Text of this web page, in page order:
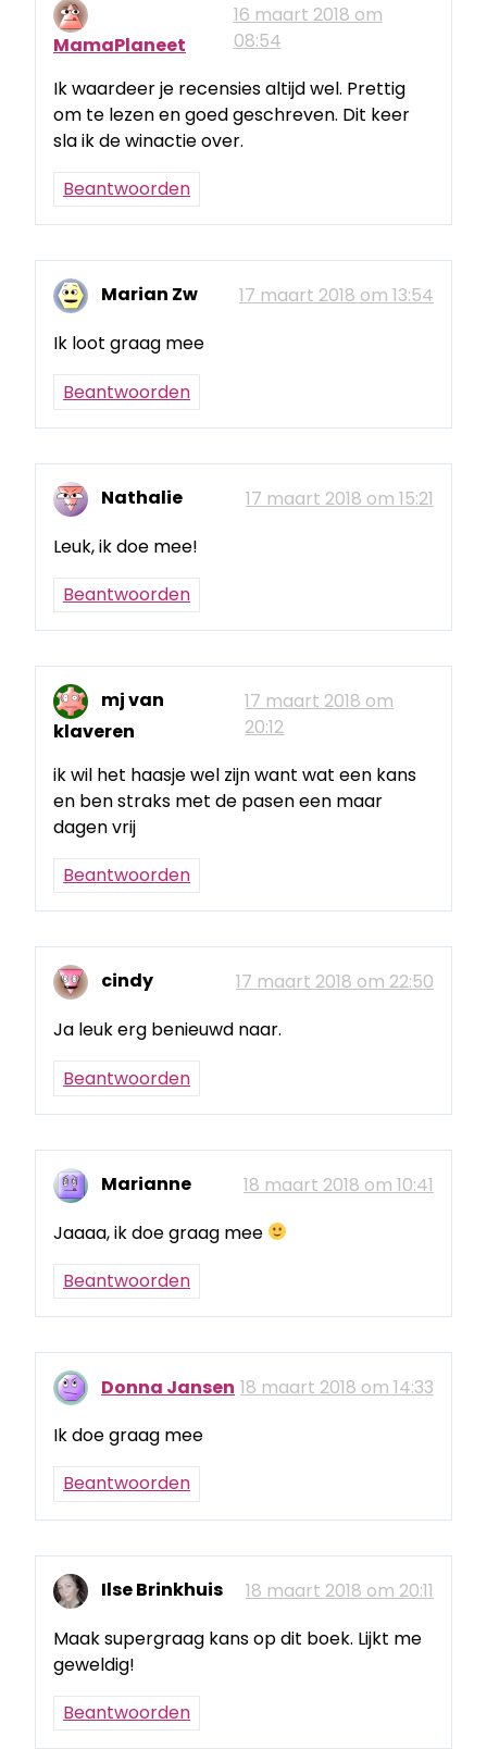
MamaPlaneet
16 maart 2018 om
08:54
Ik waardeer je recensies altijd wel. Prettig
om te lezen en goed geschreven. Dit keer
sla ik de winactie over.
Beantwoorden
Marian Zw
17 maart 2018 om 13:54
Ik loot graag mee
Beantwoorden
Nathalie
17 maart 2018 om 15:21
Leuk, ik doe mee!
Beantwoorden
mj van
klaveren
17 maart 2018 om
20:12
ik wil het haasje wel zijn want wat een kans
en ben straks met de pasen een maar
dagen vrij
Beantwoorden
cindy
17 maart 2018 om 22:50
Ja leuk erg benieuwd naar.
Beantwoorden
Marianne
18 maart 2018 om 10:41
Jaaaa, ik doe graag mee
Beantwoorden
Donna Jansen 18 maart 2018 om 14:33
Ik doe graag mee
Beantwoorden
Ilse Brinkhuis
18 maart 2018 om 20:11
Maak supergraag kans op dit boek. Lijkt me
geweldig!
Beantwoorden